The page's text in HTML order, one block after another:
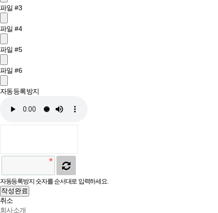
파일 #3
파일 #4
파일 #5
파일 #6
자동등록방지
자동등록방지 숫자를 순서대로 입력하세요.
작성완료
취소
회사소개